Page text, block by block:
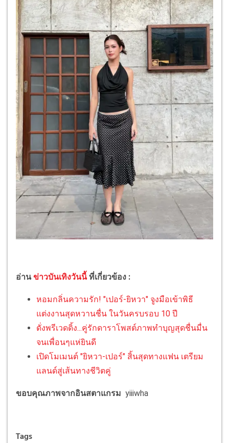
อ่านข่าวบันเทิงวันนี้ ที่เกี่ยวข้อง :
หอมกลิ่นความรัก! "เปอร์-ยิหวา" จูงมือเข้าพิธี
แต่งงานสุดหวานชื่น ในวันครบรอบ 10 ปี
ดั่งพรีเวดดิ้ง...คู่รักดาราโพสต์ภาพทำบุญสุดชื่นมื่น
จนเพื่อนๆแห่ยินดี
เปิดโมเมนต์ "ยิหวา-เปอร์" สิ้นสุดทางแฟน เตรียม
แลนด์สู่เส้นทางชีวิตคู่
ขอบคุณภาพจากอินสตาแกรม yiiiwha
Tags